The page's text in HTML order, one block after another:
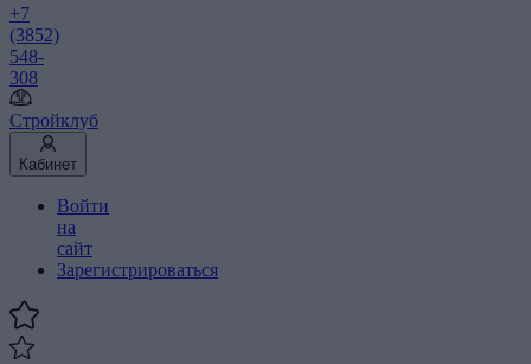
+7
(3852)
548-
308
Стройклуб
Кабинет
Войти
на
сайт
Зарегистрироваться